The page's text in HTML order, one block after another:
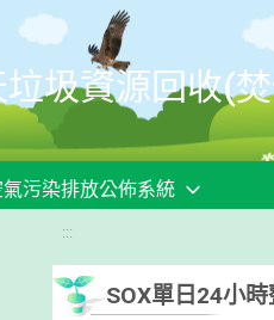
圾資源回收(
氣污染排放公佈系統
:::
SOX單日24小